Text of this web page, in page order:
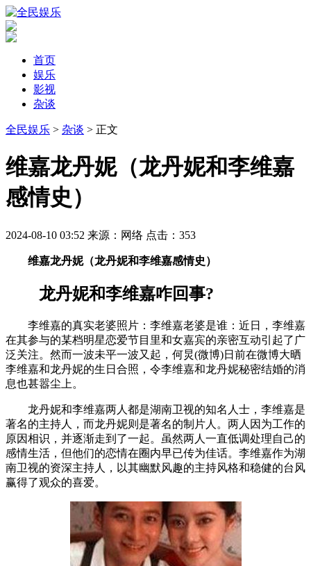
首页
娱乐
影视
杂谈
全民娱乐 > 杂谈 > 正文
​维嘉龙丹妮（龙丹妮和李维嘉
感情史）
2024-08-10 03:52 来源：网络 点击： 353
维嘉龙丹妮（龙丹妮和李维嘉感情史）
龙丹妮和李维嘉咋回事?
李维嘉的真实老婆照片：李维嘉老婆是谁：近日，李维嘉
在其参与的某档明星恋爱节目里和女嘉宾的亲密互动引起了广
泛关注。然而一波未平一波又起，何炅(微博)日前在微博大晒
李维嘉和龙丹妮的生日合照，令李维嘉和龙丹妮秘密结婚的消
息也甚嚣尘上。
龙丹妮和李维嘉两人都是湖南卫视的知名人士，李维嘉是
著名的主持人，而龙丹妮则是著名的制片人。两人因为工作的
原因相识，并逐渐走到了一起。虽然两人一直低调处理自己的
感情生活，但他们的恋情在圈内早已传为佳话。李维嘉作为湖
南卫视的资深主持人，以其幽默风趣的主持风格和稳健的台风
赢得了观众的喜爱。